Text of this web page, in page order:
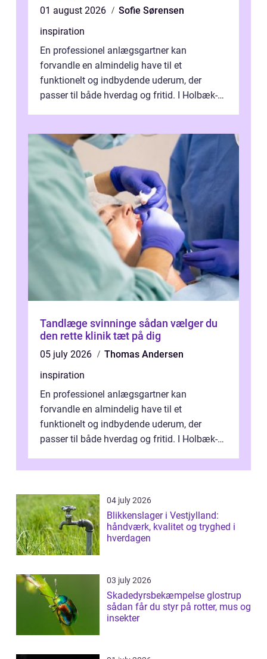
01 august 2026
Sofie Sørensen
inspiration
En professionel anlægsgartner kan
forvandle en almindelig have til et
funktionelt og indbydende uderum, der
passer til både hverdag og fritid. I Holbæk-
Tandlæge svinninge sådan vælger du
den rette klinik tæt på dig
05 july 2026
Thomas Andersen
inspiration
En professionel anlægsgartner kan
forvandle en almindelig have til et
funktionelt og indbydende uderum, der
passer til både hverdag og fritid. I Holbæk-
ønsker mere...
04 july 2026
Blikkenslager i Vestjylland:
håndværk, kvalitet og tryghed i
hverdagen
03 july 2026
Skadedyrsbekæmpelse glostrup
sådan får du styr på rotter, mus og
insekter